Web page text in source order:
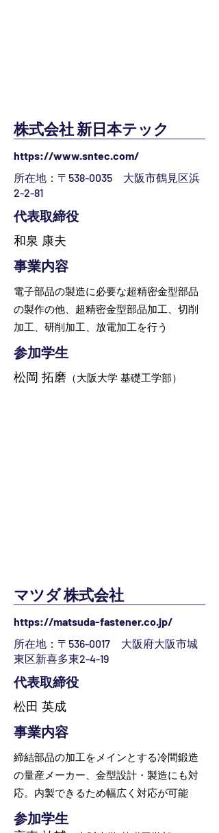
株式会社 新日本テック
https://www.sntec.com/
所在地：〒538-0035 大阪市鶴見区浜
2-2-81
代表取締役
和泉 康夫
事業内容
電子部品の製造に必要な超精密金型部品
の製作の他、超精密金型部品加工、切削
加工、研削加工、放電加工を行う
参加学生
松岡 拓磨 （大阪大学 基礎工学部）
マツダ 株式会社
https://matsuda-fastener.co.jp/
所在地：〒536-0017 大阪府大阪市城
東区新喜多東2-4-19
代表取締役
松田 英成
事業内容
締結部品の加工をメインとする冷間鍛造
の量産メーカー、金型設計・製造にも対
応。内製できるため幅広く対応が可能
参加学生